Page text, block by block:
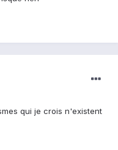
qui je crois n'existent